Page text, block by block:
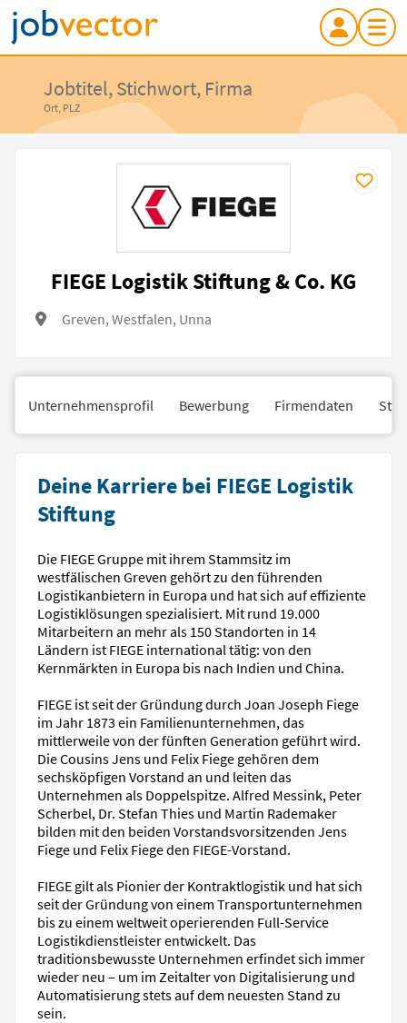
Jobtitel, Stichwort, Firma
Ort, PLZ
FIEGE Logistik Stiftung & Co. KG
Greven, Westfalen, Unna
Unternehmensprofil Bewerbung Firmendaten
Deine Karriere bei FIEGE Logistik
Stiftung
Die FIEGE Gruppe mit ihrem Stammsitz im
westfälischen Greven gehört zu den führenden
Logistikanbietern in Europa und hat sich auf effiziente
Logistiklösungen spezialisiert. Mit rund 19.000
Mitarbeitern an mehr als 150 Standorten in 14
Ländern ist FIEGE international tätig: von den
Kernmärkten in Europa bis nach Indien und China.
FIEGE ist seit der Gründung durch Joan Joseph Fiege
im Jahr 1873 ein Familienunternehmen, das
mittlerweile von der fünften Generation geführt wird.
Die Cousins Jens und Felix Fiege gehören dem
sechsköpfigen Vorstand an und leiten das
Unternehmen als Doppelspitze. Alfred Messink, Peter
Scherbel, Dr. Stefan Thies und Martin Rademaker
bilden mit den beiden Vorstandsvorsitzenden Jens
Fiege und Felix Fiege den FIEGE-Vorstand.
FIEGE gilt als Pionier der Kontraktlogistik und hat sich
seit der Gründung von einem Transportunternehmen
bis zu einem weltweit operierenden Full-Service
Logistikdienstleister entwickelt. Das
traditionsbewusste Unternehmen erfindet sich immer
wieder neu – um im Zeitalter von Digitalisierung und
Automatisierung stets auf dem neuesten Stand zu
sein.